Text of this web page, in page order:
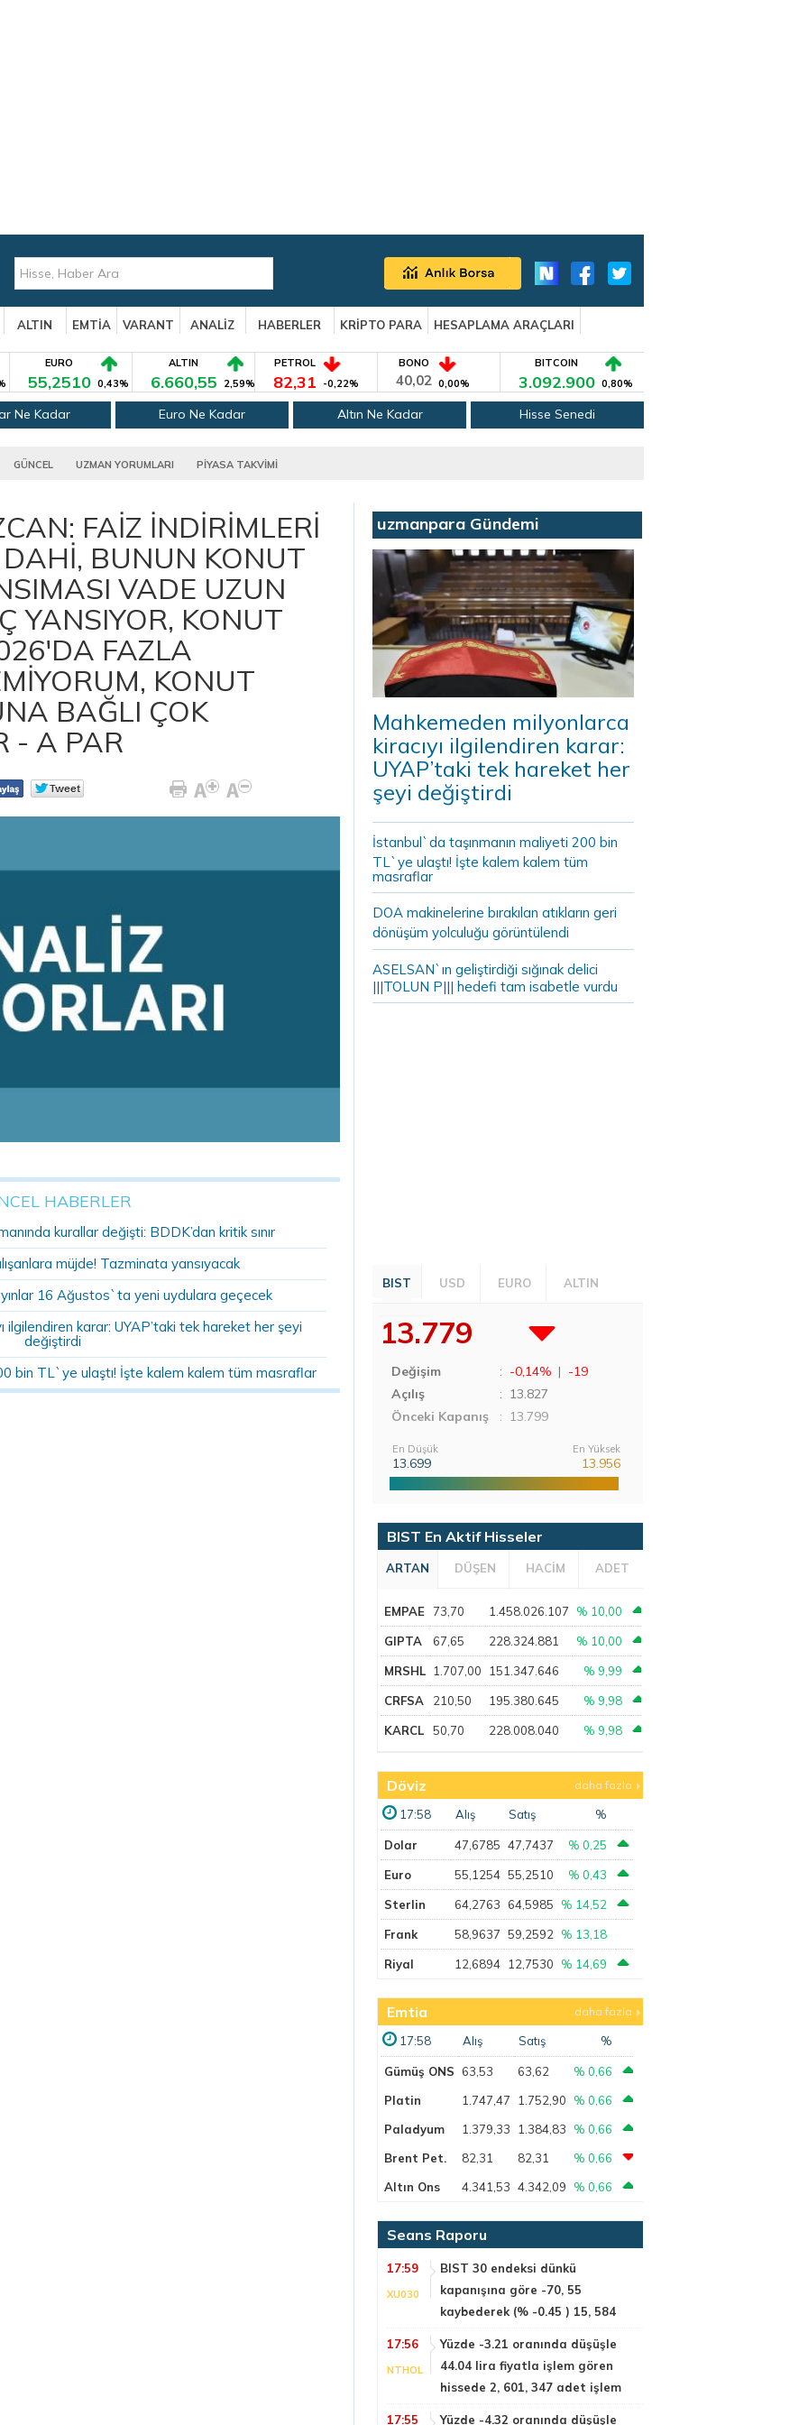
ALTIN EMTİA VARANT ANALİZ HABERLER KRİPTO PARA HESAPLAMA ARAÇLARI
EURO
55,2510 0,43%
ALTIN
6.660,55 2,59%
PETROL
82,31 -0,22%
BONO
40,02 0,00%
BITCOIN
3.092.900 0,80%
Ne Kadar Euro Ne Kadar Altın Ne Kadar Hisse Senedi
GÜNCEL UZMAN YORUMLARI PİYASA TAKVİMİ
FAİZ İNDİRİMLERİ
BUNUN KONUT
VADE UZUN
YANSIYOR, KONUT
FAZLA
KONUT
BAĞLI ÇOK
- A PAR
HABERLER
kurallar değişti: BDDK’dan kritik sınır
müjde! Tazminata yansıyacak
16 Ağustos`ta yeni uydulara geçecek
ilgilendiren karar: UYAP’taki tek hareket her şeyi
değiştirdi
bin TL`ye ulaştı! İşte kalem kalem tüm masraflar
uzmanpara Gündemi
Mahkemeden milyonlarca
kiracıyı ilgilendiren karar:
UYAP’taki tek hareket her
şeyi değiştirdi
İstanbul`da taşınmanın maliyeti 200 bin
TL`ye ulaştı! İşte kalem kalem tüm
masraflar
DOA makinelerine bırakılan atıkların geri
dönüşüm yolculuğu görüntülendi
ASELSAN`ın geliştirdiği sığınak delici
|||TOLUN P||| hedefi tam isabetle vurdu
BIST USD EURO ALTIN
13.779
Değişim : -0,14% | -19
Açılış
: 13.827
Önceki Kapanış
: 13.799
En Düşük
13.699
En Yüksek
13.956
BIST En Aktif Hisseler
ARTAN DÜŞEN HACİM ADET
EMPAE 73,70 1.458.026.107 % 10,00
GIPTA 67,65 228.324.881 % 10,00
MRSHL 1.707,00 151.347.646 % 9,99
CRFSA 210,50 195.380.645 % 9,98
KARCL 50,70 228.008.040 % 9,98
Döviz daha fazla
17:58 Alış Satış %
Dolar 47,6785 47,7437 % 0,25
Euro 55,1254 55,2510 % 0,43
Sterlin 64,2763 64,5985 % 14,52
Frank 58,9637 59,2592 % 13,18
Riyal 12,6894 12,7530 % 14,69
Emtia daha fazla
17:58 Alış Satış %
Gümüş ONS 63,53 63,62
% 0,66
Platin
1.747,47 1.752,90
% 0,66
Paladyum
1.379,33 1.384,83
% 0,66
Brent Pet.
82,31 82,31
% 0,66
Altın Ons
4.341,53 4.342,09 % 0,66
Seans Raporu
17:59
XU030
BIST 30 endeksi dünkü
kapanışına göre -70, 55
kaybederek (% -0.45 ) 15, 584
17:56
NTHOL
Yüzde -3.21 oranında düşüşle
44.04 lira fiyatla işlem gören
hissede 2, 601, 347 adet işlem
17:55
Yüzde -4.32 oranında düşüşle